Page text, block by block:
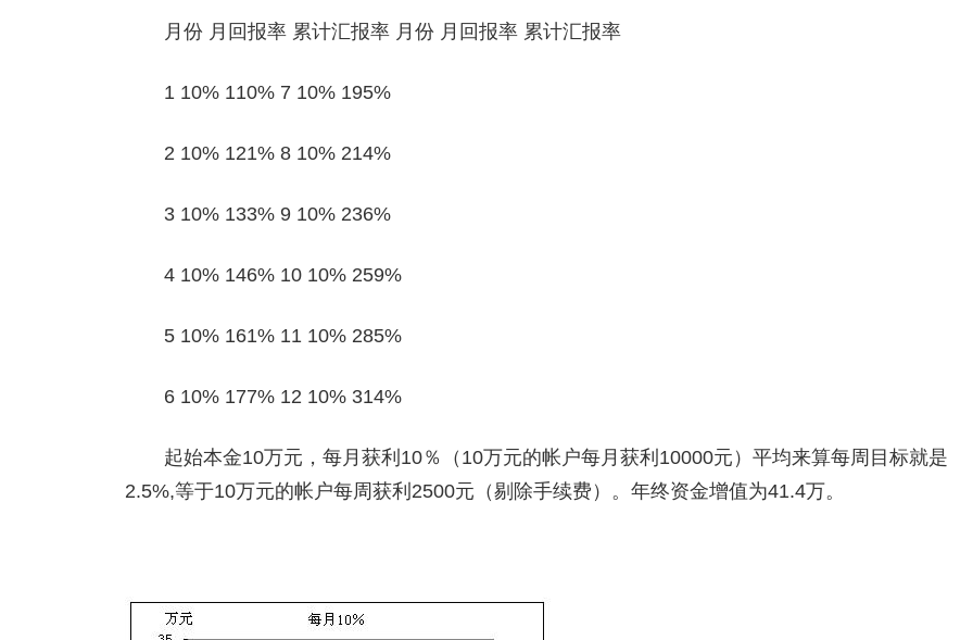
月份 月回报率 累计汇报率 月份 月回报率 累计汇报率
1 10% 110% 7 10% 195%
2 10% 121% 8 10% 214%
3 10% 133% 9 10% 236%
4 10% 146% 10 10% 259%
5 10% 161% 11 10% 285%
6 10% 177% 12 10% 314%
起始本金10万元，每月获利10％（10万元的帐户每月获利10000元）平均来算每周目标就是
2.5%,等于10万元的帐户每周获利2500元（剔除手续费）。年终资金增值为41.4万。